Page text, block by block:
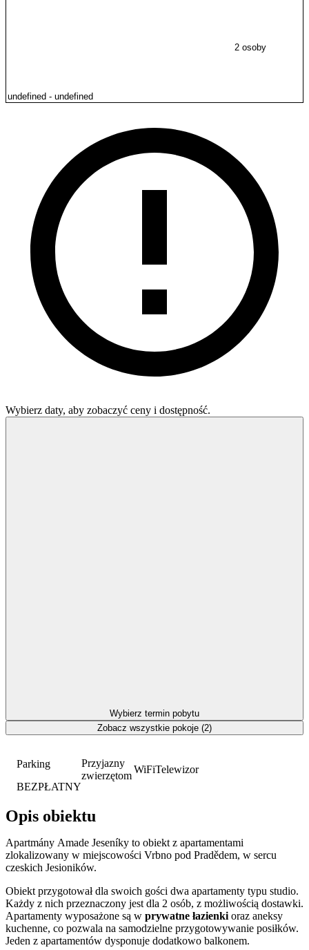
Parking
BEZPŁATNY
Przyjazny
zwierzętom
WiFiTelewizor
Opis obiektu
Apartmány Amade Jeseníky to obiekt z apartamentami
zlokalizowany w miejscowości Vrbno pod Pradědem, w sercu
czeskich Jesioników.
Obiekt przygotował dla swoich gości dwa apartamenty typu studio.
Każdy z nich przeznaczony jest dla 2 osób, z możliwością dostawki.
Apartamenty wyposażone są w prywatne łazienki oraz aneksy
kuchenne, co pozwala na samodzielne przygotowywanie posiłków.
Jeden z apartamentów dysponuje dodatkowo balkonem.
2 osoby
Wybierz daty, aby zobaczyć ceny i dostępność.
Wybierz termin pobytu
Zobacz wszystkie pokoje (2)